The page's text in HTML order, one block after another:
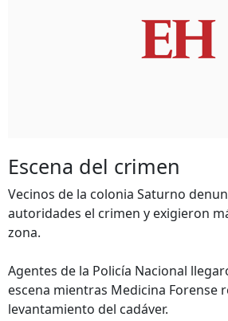
Escena del crimen
Vecinos de la colonia Saturno
autoridades el crimen y exigieron
zona.
Agentes de la Policía Nacional
escena mientras Medicina Forense
levantamiento del cadáver.